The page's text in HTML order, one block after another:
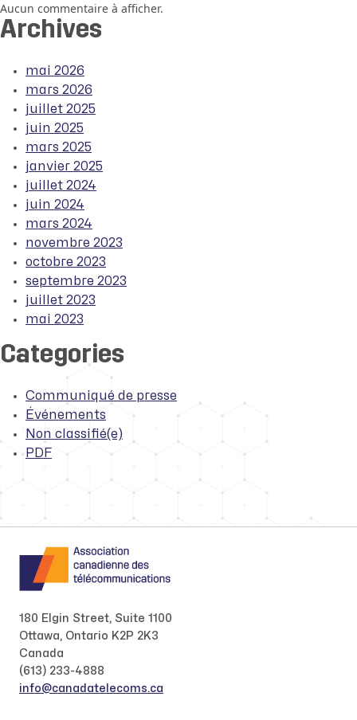
Aucun commentaire à afficher.
Archives
mai 2026
mars 2026
juillet 2025
juin 2025
mars 2025
janvier 2025
juillet 2024
juin 2024
mars 2024
novembre 2023
octobre 2023
septembre 2023
juillet 2023
mai 2023
Categories
Communiqué de presse
Événements
Non classifié(e)
PDF
180 Elgin Street, Suite 1100
Ottawa, Ontario K2P 2K3
Canada
(613) 233-4888
info@canadatelecoms.ca